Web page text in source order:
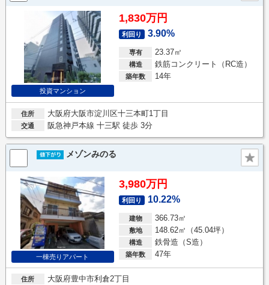
投資マンション
1,830万円
利回り 3.90%
専有 23.37㎡
構造 鉄筋コンクリート（RC造）
築年数 14年
住所 大阪府大阪市淀川区十三本町1丁目
交通 阪急神戸本線 十三駅 徒歩 3分
メゾンみのる
一棟売りアパート
3,980万円
利回り 10.22%
建物 366.73㎡
敷地 148.62㎡（45.04坪）
構造 鉄骨造（S造）
築年数 47年
住所 大阪府豊中市利倉2丁目